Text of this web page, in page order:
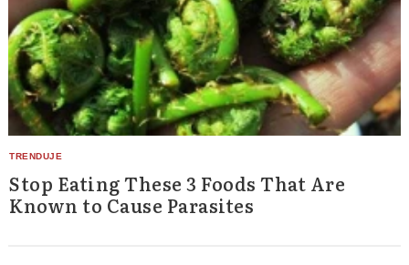
Stop Eating These 3 Foods That Are
Known to Cause Parasites